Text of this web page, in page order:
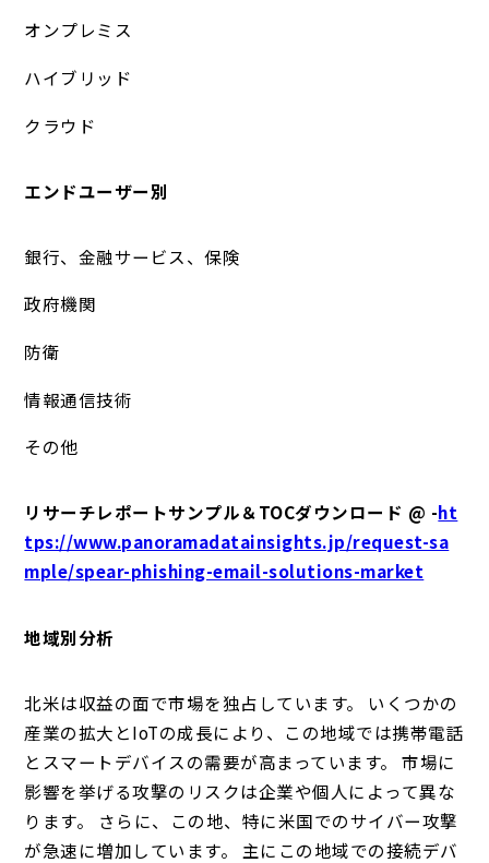
オンプレミス
ハイブリッド
クラウド
エンドユーザー別
銀行、金融サービス、保険
政府機関
防衛
情報通信技術
その他
リサーチレポートサンプル＆TOCダウンロード @ -ht
tps://www.panoramadatainsights.jp/request-sa
mple/spear-phishing-email-solutions-market
地域別分析
北米は収益の面で市場を独占しています。 いくつかの
産業の拡大とIoTの成長により、この地域では携帯電話
とスマートデバイスの需要が高まっています。 市場に
影響を挙げる攻撃のリスクは企業や個人によって異な
ります。 さらに、この地、特に米国でのサイバー攻撃
が急速に増加しています。 主にこの地域での接続デバ